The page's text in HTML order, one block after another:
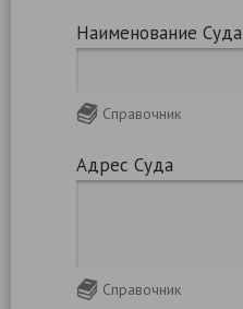
Наименование Суда
Справочник
Адрес Суда
Справочник